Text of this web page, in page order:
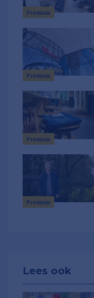
Premium
Premium
Premium
Premium
Lees ook